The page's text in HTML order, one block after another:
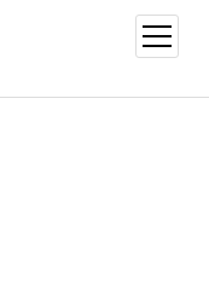
Menü
öffnen